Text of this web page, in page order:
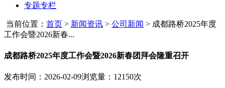
专题专栏
当前位置： 首页 > 新闻资讯 > 公司新闻 > 成都路桥2025年度
工作会暨2026新春...
成都路桥2025年度工作会暨2026新春团拜会隆重召开
发布时间：2026-02-09浏览量：12150次